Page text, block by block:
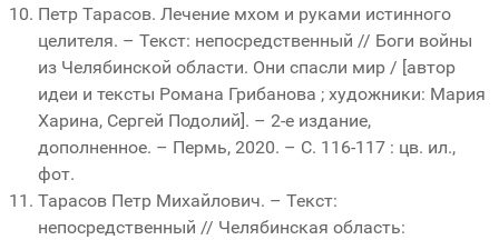
Петр Тарасов. Лечение мхом и руками истинного
целителя. – Текст: непосредственный // Боги войны
из Челябинской области. Они спасли мир / [автор
идеи и тексты Романа Грибанова ; художники: Мария
Харина, Сергей Подолий]. – 2-е издание,
дополненное. – Пермь, 2020. – С. 116-117 : цв. ил.,
фот.
Тарасов Петр Михайлович. – Текст:
непосредственный // Челябинская область: